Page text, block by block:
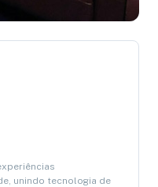
unindo tecnologia de